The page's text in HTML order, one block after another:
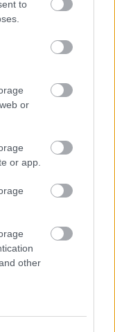
to
or
or app.
other